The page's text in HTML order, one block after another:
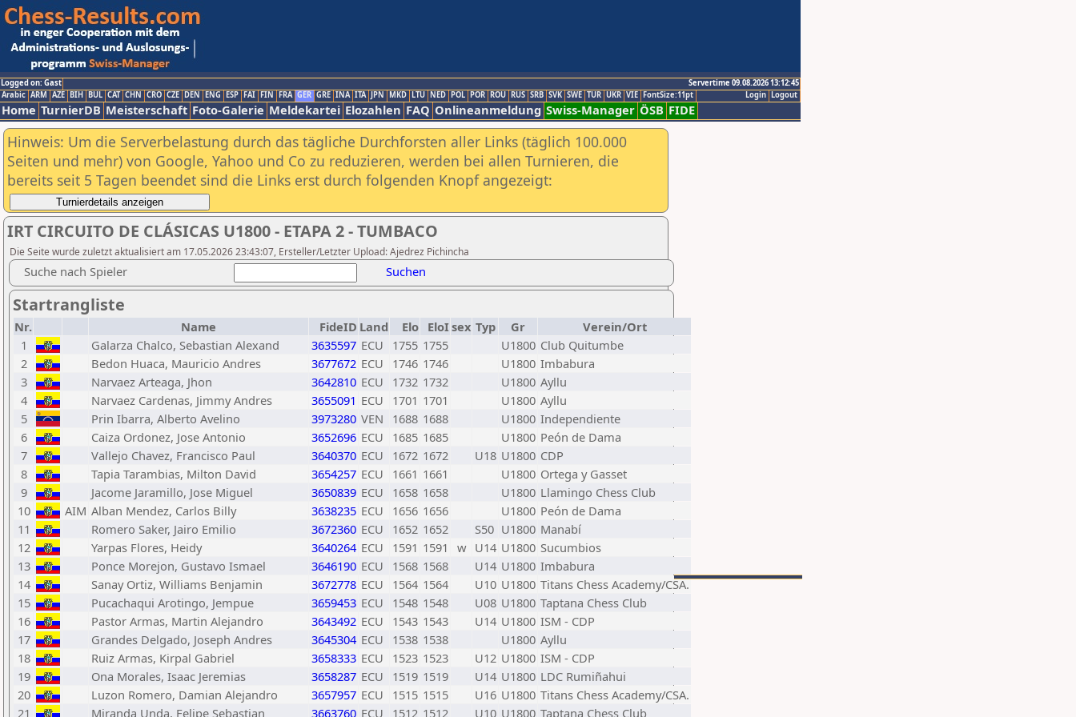
Logged on: Gast
Servertime 09.08.2026 13:12:45
Logout
Login
Arabic ARM AZE BIH BUL CAT CHN CRO CZE DEN ENG ESP FAI FIN FRA GER GRE INA ITA JPN MKD LTU NED POL POR ROU RUS SRB SVK SWE TUR UKR VIE FontSize:11pt
Home TurnierDB Meisterschaft Foto-Galerie Meldekartei Elozahlen FAQ Onlineanmeldung Swiss-Manager ÖSB FIDE
Hinweis: Um die Serverbelastung durch das tägliche Durchforsten aller Links (täglich 100.000
Seiten und mehr) von Google, Yahoo und Co zu reduzieren, werden bei allen Turnieren, die
bereits seit 5 Tagen beendet sind die Links erst durch folgenden Knopf angezeigt:
IRT CIRCUITO DE CLÁSICAS U1800 - ETAPA 2 - TUMBACO
Die Seite wurde zuletzt aktualisiert am 17.05.2026 23:43:07, Ersteller/Letzter Upload: Ajedrez Pichincha
Suche nach Spieler Suchen
Startrangliste
Nr. Name FideID Land Elo EloIsex Typ Gr
Verein/Ort
1
Galarza Chalco, Sebastian Alexand 3635597 ECU 1755 1755 U1800 Club Quitumbe
2
Bedon Huaca, Mauricio Andres 3677672 ECU 1746 1746 U1800 Imbabura
3
Narvaez Arteaga, Jhon 3642810 ECU 1732 1732 U1800 Ayllu
4
Narvaez Cardenas, Jimmy Andres 3655091 ECU 1701 1701 U1800 Ayllu
5
Prin Ibarra, Alberto Avelino 3973280 VEN 1688 1688 U1800 Independiente
6
Caiza Ordonez, Jose Antonio 3652696 ECU 1685 1685 U1800 Peón de Dama
7
Vallejo Chavez, Francisco Paul 3640370 ECU 1672 1672 U18 U1800 CDP
8
Tapia Tarambias, Milton David 3654257 ECU 1661 1661 U1800 Ortega y Gasset
9
Jacome Jaramillo, Jose Miguel 3650839 ECU 1658 1658 U1800 Llamingo Chess Club
10
AIM Alban Mendez, Carlos Billy 3638235 ECU 1656 1656 U1800 Peón de Dama
11
Romero Saker, Jairo Emilio 3672360 ECU 1652 1652 S50 U1800 Manabí
12
Yarpas Flores, Heidy 3640264 ECU 1591 1591 w U14 U1800 Sucumbios
13
Ponce Morejon, Gustavo Ismael 3646190 ECU 1568 1568 U14 U1800 Imbabura
14
Sanay Ortiz, Williams Benjamin 3672778 ECU 1564 1564 U10 U1800 Titans Chess Academy/CSA.
15
Pucachaqui Arotingo, Jempue 3659453 ECU 1548 1548 U08 U1800 Taptana Chess Club
16
Pastor Armas, Martin Alejandro 3643492 ECU 1543 1543 U14 U1800 ISM - CDP
17
Grandes Delgado, Joseph Andres 3645304 ECU 1538 1538 U1800 Ayllu
18
Ruiz Armas, Kirpal Gabriel 3658333 ECU 1523 1523 U12 U1800 ISM - CDP
19
Ona Morales, Isaac Jeremias 3658287 ECU 1519 1519 U14 U1800 LDC Rumiñahui
20
Luzon Romero, Damian Alejandro 3657957 ECU 1515 1515 U16 U1800 Titans Chess Academy/CSA.
21
Miranda Unda, Felipe Sebastian 3663760 ECU 1512 1512 U10 U1800 Taptana Chess Club